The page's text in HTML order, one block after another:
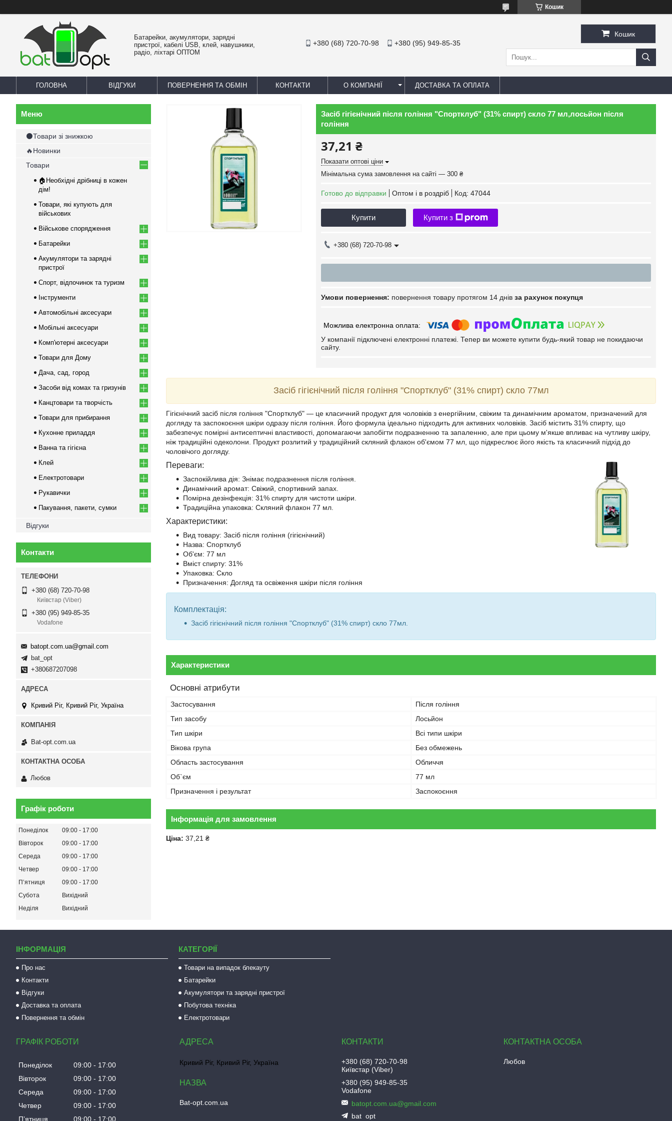
Кошик
Батарейки, акумулятори, зарядні
пристрої, кабелі USB, клей, навушники,
радіо, ліхтарі ОПТОМ
+380 (68) 720-70-98 +380 (95) 949-85-35
Кошик
ГОЛОВНА ВІДГУКИ ПОВЕРНЕННЯ ТА ОБМІН КОНТАКТИ О КОМПАНІЇ ДОСТАВКА ТА ОПЛАТА
Засіб гігієнічний після гоління "Спортклуб" (31% спирт) скло 77 мл,лосьйон після
гоління
37,21 ₴
Показати оптові ціни
Мінімальна сума замовлення на сайті — 300 ₴
Готово до відправки Оптом і в роздріб Код: 47044
Купити Купити з
+380 (68) 720-70-98
повернення товару протягом 14 днів за рахунок покупця
У компанії підключені електронні платежі. Тепер ви можете купити будь-який товар не покидаючи
сайту.
Засіб гігієнічний після гоління "Спортклуб" (31% спирт) скло 77мл
Гігієнічний засіб після гоління "Спортклуб" — це класичний продукт для чоловіків з енергійним, свіжим та динамічним ароматом, призначений для
догляду та заспокоєння шкіри одразу після гоління. Його формула ідеально підходить для активних чоловіків. Засіб містить 31% спирту, що
забезпечує помірні антисептичні властивості, допомагаючи запобігти подразненню та запаленню, але при цьому м'якше впливає на чутливу шкіру,
ніж традиційні одеколони. Продукт розлитий у традиційний скляний флакон об'ємом 77 мл, що підкреслює його якість та класичний підхід до
чоловічого догляду.
Переваги:
Заспокійлива дія: Знімає подразнення після гоління.
Динамічний аромат: Свіжий, спортивний запах.
Помірна дезінфекція: 31% спирту для чистоти шкіри.
Традиційна упаковка: Скляний флакон 77 мл.
Характеристики:
Вид товару: Засіб після гоління (гігієнічний)
Назва: Спортклуб
Об'єм: 77 мл
Вміст спирту: 31%
Упаковка: Скло
Призначення: Догляд та освіження шкіри після гоління
Комплектація:
Засіб гігієнічний після гоління "Спортклуб" (31% спирт) скло 77мл.
Характеристики
Основні атрибути
Застосування
Після гоління
Тип засобу
Лосьйон
Тип шкіри
Всі типи шкіри
Вікова група
Без обмежень
Область застосування
Обличчя
Об`єм
77 мл
Призначення і результат
Заспокоєння
Інформація для замовлення
Ціна: 37,21 ₴
⚫Товари зі знижкою
🔥Новинки
Товари
🏠Необхідні дрібниці в кожен
дім!
Товари, які купують для
військових
Військове спорядження
Батарейки
Акумулятори та зарядні
пристрої
Спорт, відпочинок та туризм
Інструменти
Автомобільні аксесуари
Мобільні аксесуари
Комп'ютерні аксесуари
Товари для Дому
Дача, сад, город
Засоби від комах та гризунів
Канцтовари та творчість
Товари для прибирання
Кухонне приладдя
Ванна та гігієна
Клей
Електротовари
Рукавички
Пакування, пакети, сумки
Відгуки
Контакти
+380 (68) 720-70-98
Київстар (Viber)
+380 (95) 949-85-35
Vodafone
batopt.com.ua@gmail.com
bat_opt
+380687207098
Кривий Ріг, Кривий Ріг, Україна
Bat-opt.com.ua
Любов
Графік роботи
Понеділок 09:00
17:00
Вівторок
09:00
17:00
Середа
09:00
17:00
Четвер
09:00
17:00
Пʼятниця
09:00
17:00
Субота
Вихідний
Неділя
Вихідний
ІНФОРМАЦІЯ
Про нас
Контакти
Відгуки
Доставка та оплата
Повернення та обмін
КАТЕГОРІЇ
Товари на випадок блекауту
Батарейки
Акумулятори та зарядні пристрої
Побутова техніка
Електротовари
ГРАФІК РОБОТИ
Понеділок 09:00
17:00
Вівторок
09:00
17:00
Середа
09:00
17:00
Четвер
09:00
17:00
Пʼятниця
09:00 17:00
Кривий Ріг, Кривий Ріг, Україна
Bat-opt.com.ua
+380 (68) 720-70-98
Київстар (Viber)
+380 (95) 949-85-35
Vodafone
batopt.com.ua@gmail.com
bat_opt
Любов